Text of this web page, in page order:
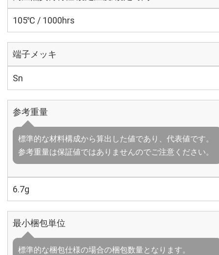
105℃ / 1000hrs
端子メッキ
Sn
参考重量
標準的な材料構成から算出した値であり、代表値です。
参考重量は保証値ではありませんのでご注意ください。
6.7g
最小梱包単位
標準的な梱包仕様の場合の梱包数量となります。